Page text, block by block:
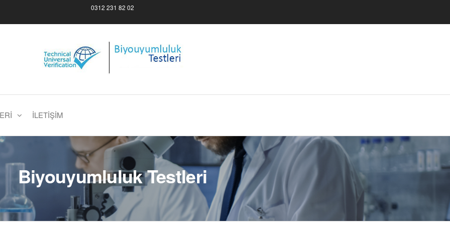
0312 231 82 02
İLETIŞIM
Biyouyumluluk Testleri